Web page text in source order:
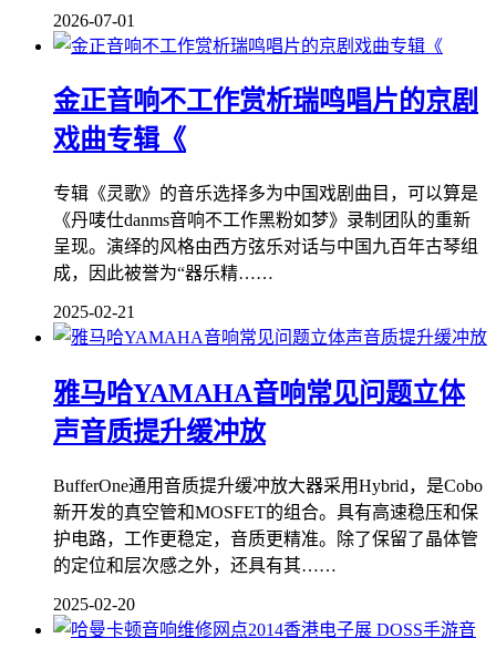
2026-07-01
金正音响不工作赏析瑞鸣唱片的京剧
戏曲专辑《
专辑《灵歌》的音乐选择多为中国戏剧曲目，可以算是
《丹唛仕danms音响不工作黑粉如梦》录制团队的重新
呈现。演绎的风格由西方弦乐对话与中国九百年古琴组
成，因此被誉为“器乐精……
2025-02-21
雅马哈YAMAHA音响常见问题立体
声音质提升缓冲放
BufferOne通用音质提升缓冲放大器采用Hybrid，是Cobo
新开发的真空管和MOSFET的组合。具有高速稳压和保
护电路，工作更稳定，音质更精准。除了保留了晶体管
的定位和层次感之外，还具有其……
2025-02-20